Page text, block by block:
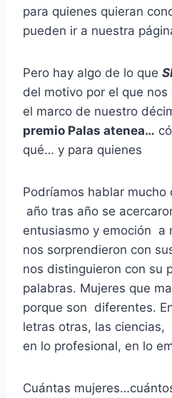
para quienes quieran
pueden ir a nuestra
Pero hay algo de lo que
del motivo por el que
el marco de nuestro
premio Palas atenea…
qué… y para quienes
Podríamos hablar mucho
año tras año se
entusiasmo y emoción a
nos sorprendieron con
nos distinguieron con su
palabras. Mujeres que
porque son diferentes.
letras otras, las
en lo profesional, en lo
Cuántas